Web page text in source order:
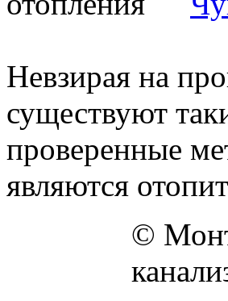
Невзирая на
существуют
проверенные
являются
©